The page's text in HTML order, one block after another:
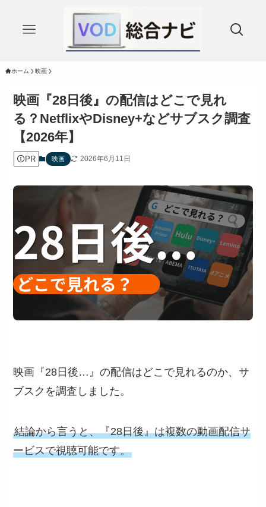
ホーム 映画
映画『28日後』の配信はどこで見れ
る？NetflixやDisney+などサブスク調査
【2026年】
PR 映画 2026年6月11日
映画『28日後…』の配信はどこで見れるのか、サ
ブスクを調査しました。
結論から言うと、『28日後』は複数の動画配信サ
ービスで視聴可能です。